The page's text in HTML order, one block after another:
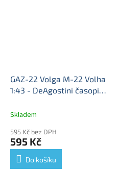
GAZ-22 Volga M-22 Volha
1:43 - DeAgostini časopis s
kovový model
Skladem
595 Kč bez DPH
595 Kč
Do košíku